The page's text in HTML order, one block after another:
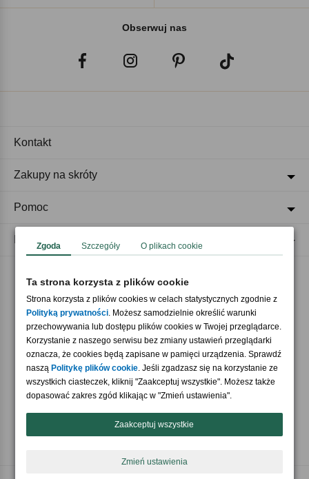
Obserwuj nas
Akceptujemy płatności
Nasi partnerzy
Kontakt
Zakupy na skróty
Pomoc
Zgoda Szczegóły O plikach cookie
Ta strona korzysta z plików cookie
Strona korzysta z plików cookies w celach statystycznych zgodnie z
Polityką prywatności. Możesz samodzielnie określić warunki
przechowywania lub dostępu plików cookies w Twojej przeglądarce.
Korzystanie z naszego serwisu bez zmiany ustawień przeglądarki
oznacza, że cookies będą zapisane w pamięci urządzenia. Sprawdź
naszą Politykę plików cookie. Jeśli zgadzasz się na korzystanie ze
wszystkich ciasteczek, kliknij "Zaakceptuj wszystkie". Możesz także
dopasować zakres zgód klikając w "Zmień ustawienia".
Zaakceptuj wszystkie
Zmień ustawienia